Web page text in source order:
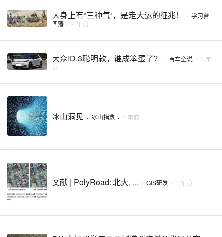
人身上有“三种气”，是走大运的征兆！ · 学习曾
国藩 · 2 年前
大众ID.3聪明款，谁成笨蛋了？ · 百车全说 · 1 年
前
冰山洞见 · 冰山指数 · 1 年前
文献 | PolyRoad: 北大, ... · GIS研发 · 1 年前